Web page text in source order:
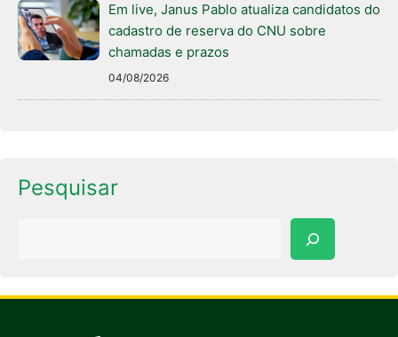
Em live, Janus Pablo atualiza candidatos do
cadastro de reserva do CNU sobre
chamadas e prazos
04/08/2026
Pesquisar